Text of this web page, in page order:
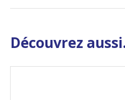
Découvrez